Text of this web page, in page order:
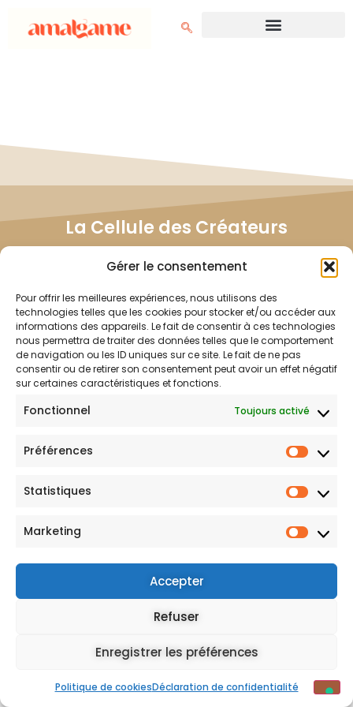
Gérer le consentement
Pour offrir les meilleures expériences, nous utilisons des
technologies telles que les cookies pour stocker et/ou accéder aux
informations des appareils. Le fait de consentir à ces technologies
nous permettra de traiter des données telles que le comportement
de navigation ou les ID uniques sur ce site. Le fait de ne pas
consentir ou de retirer son consentement peut avoir un effet négatif
sur certaines caractéristiques et fonctions.
Fonctionnel Toujours activé
Préférences
Statistiques
Marketing
Accepter
Refuser
Enregistrer les préférences
Politique de cookiesDéclaration de confidentialité
La Cellule des Créateurs
Rejoignez la Cellule des Créateurs et influencez
Ensemble, nous bâtissons des contenus qui vous
ressemblent.
S'INSCRIRE
Mentions légales
Notification lors de la collecte
Vos choix en matière de confidentialité